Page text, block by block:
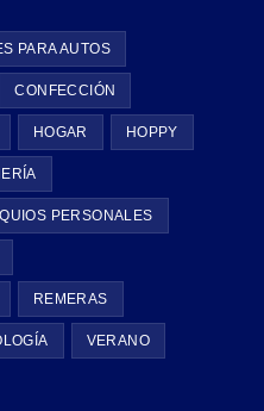
PARA AUTOS
CONFECCIÓN
HOGAR HOPPY
PERSONALES
REMERAS
VERANO